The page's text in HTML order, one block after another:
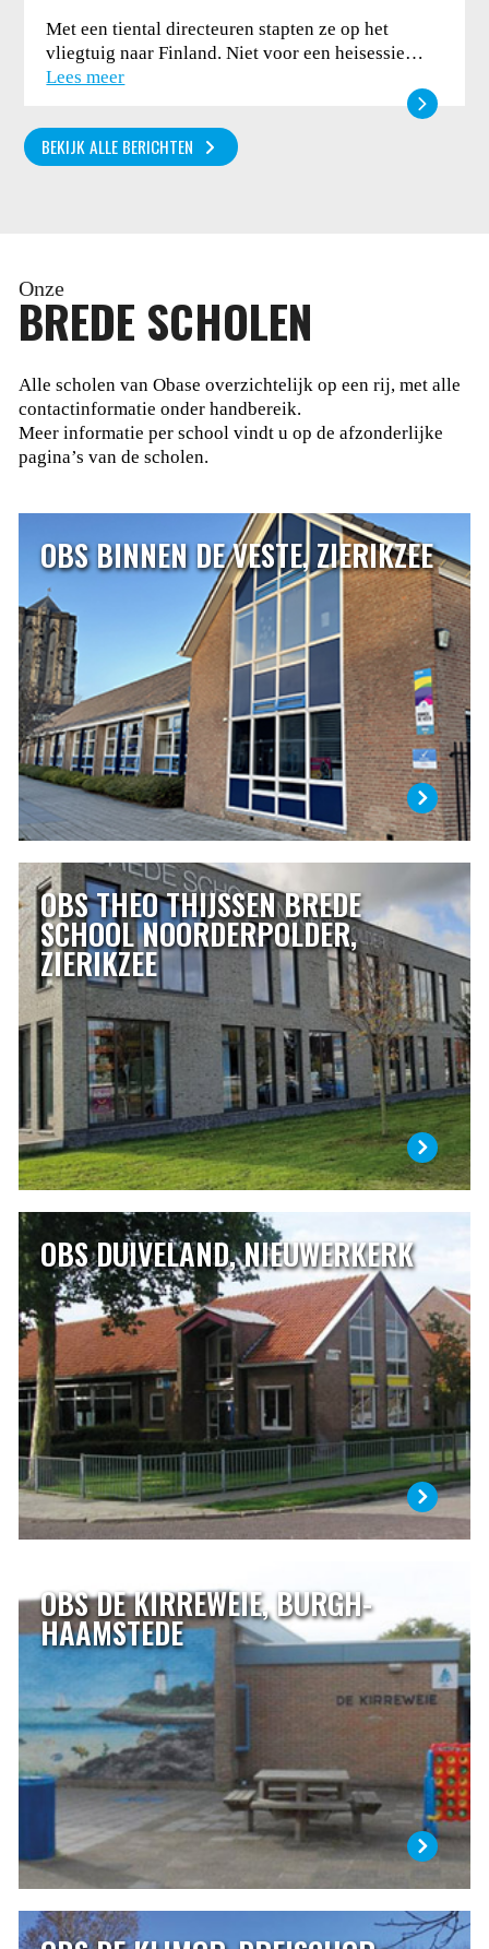
Met een tiental directeuren stapten ze op het
vliegtuig naar Finland. Niet voor een heisessie…
Lees meer
BEKIJK ALLE BERICHTEN
Onze
BREDE SCHOLEN
Alle scholen van Obase overzichtelijk op een rij, met alle
contactinformatie onder handbereik.
Meer informatie per school vindt u op de afzonderlijke
pagina’s van de scholen.
OBS BINNEN DE VESTE, ZIERIKZEE
OBS BINNEN DE VESTE, ZIERIKZEE
Dalton basisschool Binnen de Veste ligt in de binnenstad
van Zierikzee. Binnen de Veste is een daltonschool. Het
daltononderwijs is gebaseerd op de volgende
grondbeginselen: zelfstandigheid, verantwoordelijkheid,
reflectie, effectiviteit en samenwerking.
LEES MEER
OBS THEO THIJSSEN BREDE
SCHOOL NOORDERPOLDER,
ZIERIKZEE
OBS THEO THIJSSEN BREDE SCHOOL
NOORDERPOLDER, ZIERIKZEE
De basisschool is een stukje van je leven, voor de kinderen
en voor u. U vertrouwt uw kind zo’n 8 jaar toe aan de zorg
van de juffen en meesters. Dat is een belangrijk deel van
een kinderleven. Een basisschool kies je dan ook met zorg.
LEES MEER
OBS DUIVELAND, NIEUWERKERK
OBS DUIVELAND, NIEUWERKERK
OBS Duiveland is de openbare basisschool in
Nieuwerkerk. Met respect voor de dorpscultuur werkt de
school samen met de andere school en de verenigingen en
stichtingen die in het dorp aanwezig zijn. De school wordt
bezocht door kinderen uit Nieuwerkerk en door kinderen
uit de omringende dorpen, Ouwerkerk, Sirjansland en
Oosterland.
LEES MEER
OBS DE KIRREWEIE, BURGH-
HAAMSTEDE
OBS DE KIRREWEIE, BURGH-HAAMSTEDE
Het weiland waarop in 1969 de school werd gebouwd
stond bekend onder de naam “het kirreweitje” (klein stuk
weiland). Het Schouwse woord kirretje betekent: mens, dier
of ding dat klein van stuk is. Daar komt de naam van onze
school vandaan.
LEES MEER